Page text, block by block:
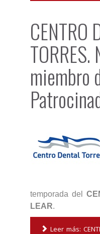
CENTRO
TORRES.
miembro
temporada del
LEAR.
Leer más: